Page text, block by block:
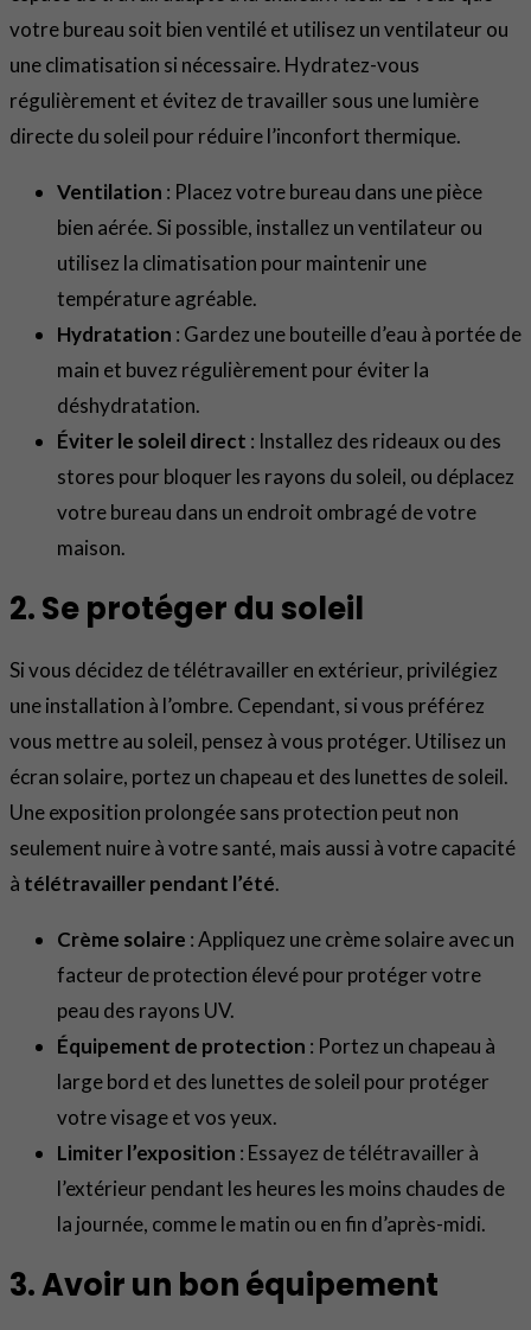
votre bureau soit bien ventilé et utilisez un ventilateur ou
une climatisation si nécessaire. Hydratez-vous
régulièrement et évitez de travailler sous une lumière
directe du soleil pour réduire l’inconfort thermique.
Ventilation : Placez votre bureau dans une pièce
bien aérée. Si possible, installez un ventilateur ou
utilisez la climatisation pour maintenir une
température agréable.
Hydratation : Gardez une bouteille d’eau à portée de
main et buvez régulièrement pour éviter la
déshydratation.
Éviter le soleil direct : Installez des rideaux ou des
stores pour bloquer les rayons du soleil, ou déplacez
votre bureau dans un endroit ombragé de votre
maison.
2. Se protéger du soleil
Si vous décidez de télétravailler en extérieur, privilégiez
une installation à l’ombre. Cependant, si vous préférez
vous mettre au soleil, pensez à vous protéger. Utilisez un
écran solaire, portez un chapeau et des lunettes de soleil.
Une exposition prolongée sans protection peut non
seulement nuire à votre santé, mais aussi à votre capacité
à télétravailler pendant l’été.
Crème solaire : Appliquez une crème solaire avec un
facteur de protection élevé pour protéger votre
peau des rayons UV.
Équipement de protection : Portez un chapeau à
large bord et des lunettes de soleil pour protéger
votre visage et vos yeux.
Limiter l’exposition : Essayez de télétravailler à
l’extérieur pendant les heures les moins chaudes de
la journée, comme le matin ou en fin d’après-midi.
3. Avoir un bon équipement